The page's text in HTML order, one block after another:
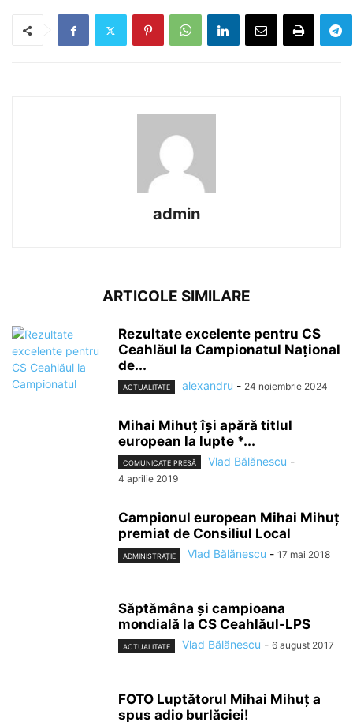
admin
ARTICOLE SIMILARE
Rezultate excelente pentru CS
Ceahlăul la Campionatul Național
de...
ACTUALITATE alexandru - 24 noiembrie 2024
Mihai Mihuţ îşi apără titlul
european la lupte *...
COMUNICATE PRESĂ Vlad Bălănescu -
4 aprilie 2019
Campionul european Mihai Mihuţ
premiat de Consiliul Local
ADMINISTRAȚIE Vlad Bălănescu - 17 mai 2018
Săptămâna și campioana
mondială la CS Ceahlăul-LPS
ACTUALITATE Vlad Bălănescu - 6 august 2017
FOTO Luptătorul Mihai Mihuț a
spus adio burlăciei!